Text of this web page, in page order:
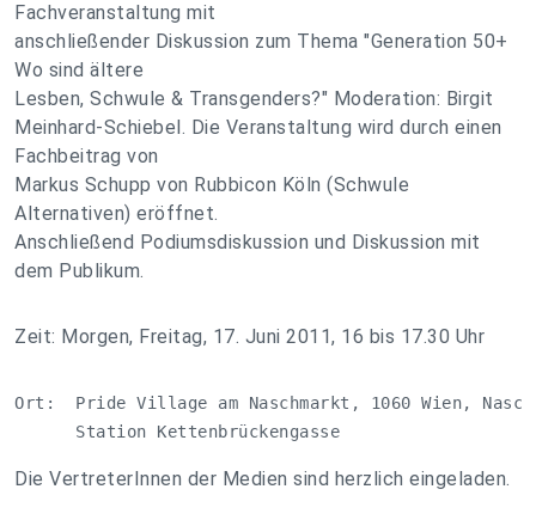
Fachveranstaltung mit
anschließender Diskussion zum Thema "Generation 50+
Wo sind ältere
Lesben, Schwule & Transgenders?" Moderation: Birgit
Meinhard-Schiebel. Die Veranstaltung wird durch einen
Fachbeitrag von
Markus Schupp von Rubbicon Köln (Schwule
Alternativen) eröffnet.
Anschließend Podiumsdiskussion und Diskussion mit
dem Publikum.
Zeit: Morgen, Freitag, 17. Juni 2011, 16 bis 17.30 Uhr
Ort:  Pride Village am Naschmarkt, 1060 Wien,
      Station Kettenbrückengasse
Die VertreterInnen der Medien sind herzlich eingeladen.